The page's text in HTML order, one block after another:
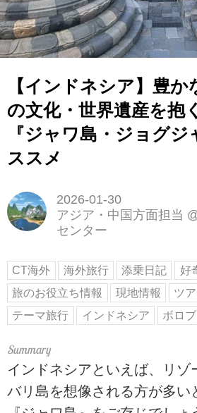
【インドネシア】豊か
の文化・世界遺産を抱
『ジャワ島・ジョグ
ススメ
2026-01-30
アジア・中国方面担当
センター
CT海外 海外旅行 添乗日記
好
旅のお役立ち情報
現地情報
ツ
テーマ旅行
インドネシア ボロ
インドネシアといえば、リゾ
バリ島を想像される方が多い